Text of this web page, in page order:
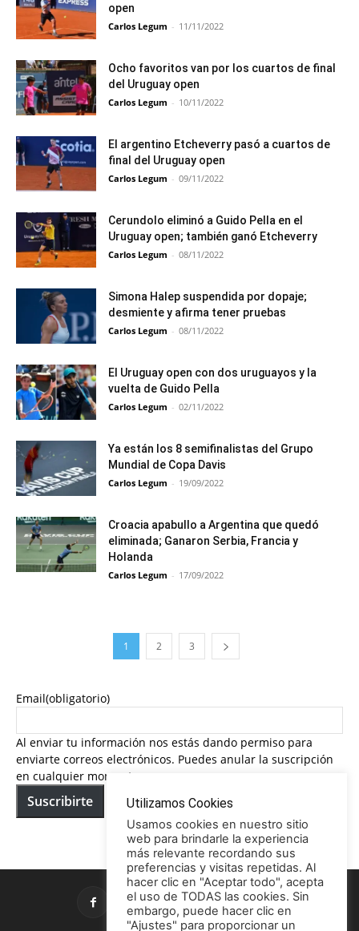
open
Carlos Legum - 11/11/2022
Ocho favoritos van por los cuartos de final
del Uruguay open
Carlos Legum - 10/11/2022
El argentino Etcheverry pasó a cuartos de
final del Uruguay open
Carlos Legum - 09/11/2022
Cerundolo eliminó a Guido Pella en el
Uruguay open; también ganó Etcheverry
Carlos Legum - 08/11/2022
Simona Halep suspendida por dopaje;
desmiente y afirma tener pruebas
Carlos Legum - 08/11/2022
El Uruguay open con dos uruguayos y la
vuelta de Guido Pella
Carlos Legum - 02/11/2022
Ya están los 8 semifinalistas del Grupo
Mundial de Copa Davis
Carlos Legum - 19/09/2022
Croacia apabullo a Argentina que quedó
eliminada; Ganaron Serbia, Francia y
Holanda
Carlos Legum - 17/09/2022
1 2 3
Email(obligatorio)
Al enviar tu información nos estás dando permiso para
enviarte correos electrónicos. Puedes anular la suscripción
en cualquier momento.
Suscribirte Utilizamos Cookies
Usamos cookies en nuestro sitio
web para brindarle la experiencia
más relevante recordando sus
preferencias y visitas repetidas. Al
hacer clic en "Aceptar todo", acepta
el uso de TODAS las cookies. Sin
embargo, puede hacer clic en
"Ajustes" para proporcionar un